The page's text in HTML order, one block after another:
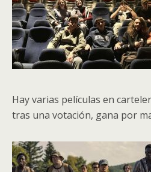
Hay varias películas en
tras una votación, gana por